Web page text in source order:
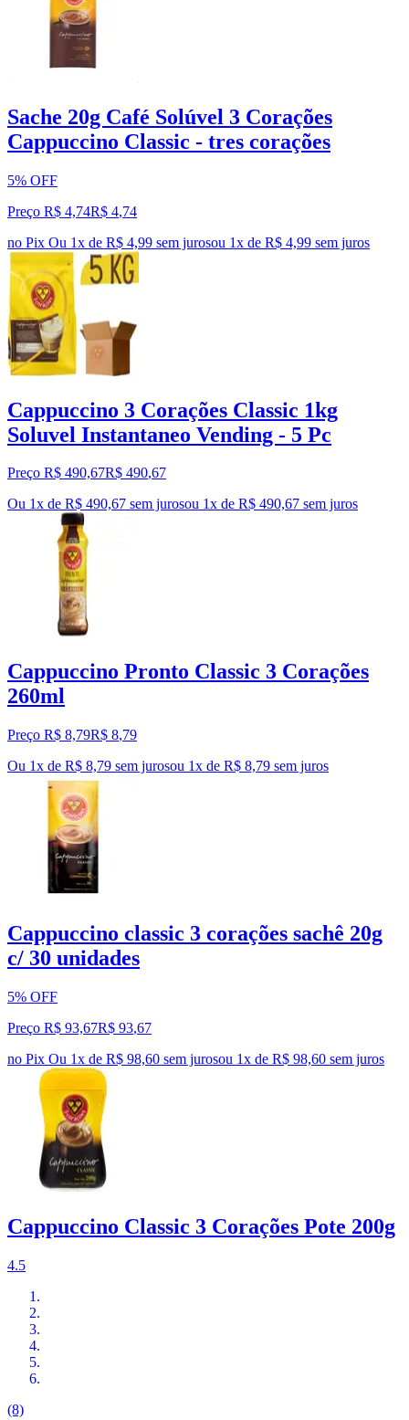
Sache 20g Café Solúvel 3 Corações
Cappuccino Classic - tres corações
5% OFF
Preço R$ 4,74R$ 4,74
no Pix Ou 1x de R$ 4,99 sem jurosou 1x de R$ 4,99 sem juros
Cappuccino 3 Corações Classic 1kg
Soluvel Instantaneo Vending - 5 Pc
Preço R$ 490,67R$ 490,67
Ou 1x de R$ 490,67 sem jurosou 1x de R$ 490,67 sem juros
Cappuccino Pronto Classic 3 Corações
260ml
Preço R$ 8,79R$ 8,79
Ou 1x de R$ 8,79 sem jurosou 1x de R$ 8,79 sem juros
Cappuccino classic 3 corações sachê 20g
c/ 30 unidades
5% OFF
Preço R$ 93,67R$ 93,67
no Pix Ou 1x de R$ 98,60 sem jurosou 1x de R$ 98,60 sem juros
Cappuccino Classic 3 Corações Pote 200g
4.5
(8)